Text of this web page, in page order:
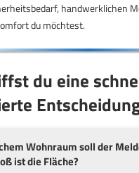
handwerklichen
du möchtest.
du eine
Wohnraum soll der
ist die Fläche?